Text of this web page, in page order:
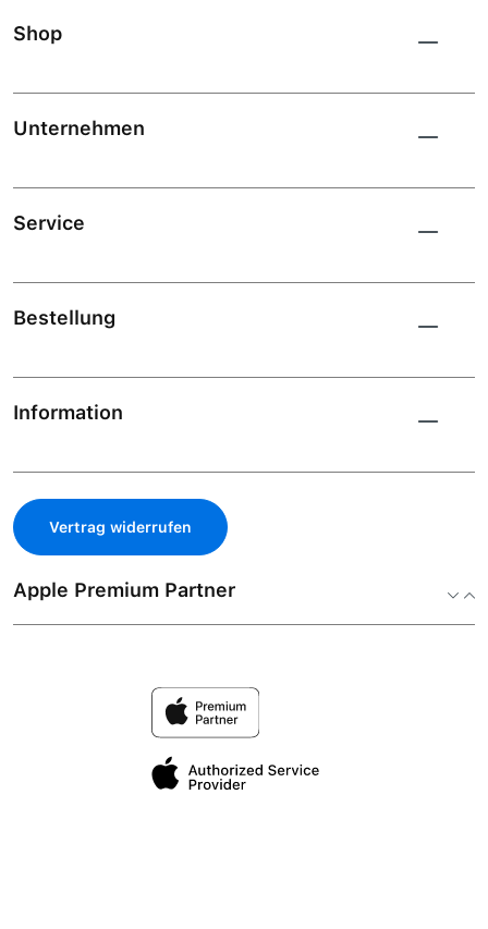
Shop
Unternehmen
Service
Bestellung
Information
Vertrag widerrufen
Apple Premium Partner